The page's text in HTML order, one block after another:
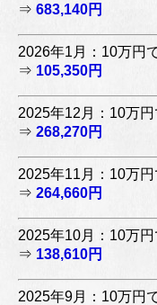
⇒ 683,140円
2026年1月：10万円
⇒ 105,350円
2025年12月：10万円
⇒ 268,270円
2025年11月：10万円
⇒ 264,660円
2025年10月：10万円
⇒ 138,610円
2025年9月：10万円